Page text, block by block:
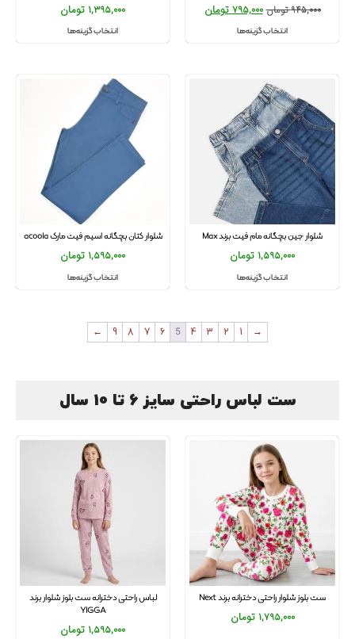
945,000 تومان 795,000تومان
انتخاب گزینه‌ها
1,395,000 تومان
انتخاب گزینه‌ها
شلوار جین بچگانه مام فیت برند Max
1,595,000 تومان
انتخاب گزینه‌ها
شلوار کتان بچگانه اسیم فیت مارک acoola
1,595,000 تومان
انتخاب گزینه‌ها
→
1
2
3
4
5
6
7
8
9
←
ست لباس راحتی سایز 6 تا 10 سال
ست بلوز شلوار راحتی دخترانه برند Next
1,795,000 تومان
لباس راحتی دخترانه ست بلوز شلوار برند
YIGGA
1,595,000 تومان